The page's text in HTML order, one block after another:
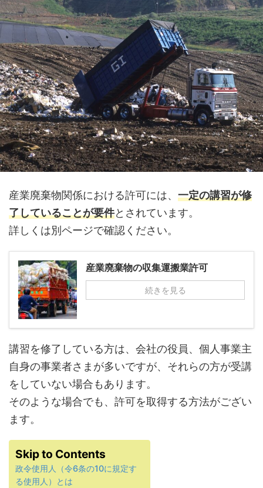
産業廃棄物関係における許可には、 一定の講習が修
了していることが要件とされています。
詳しくは別ページで確認ください。
産業廃棄物の収集運搬業許可
続きを見る
講習を修了している方は、会社の役員、個人事業主
自身の事業者さまが多いですが、それらの方が受講
をしていない場合もあります。
そのような場合でも、許可を取得する方法がござい
ます。
Skip to Contents
政令使用人（令6条の10に規定す
る使用人）とは